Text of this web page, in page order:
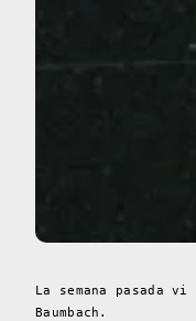
La semana pasada vi
Baumbach.